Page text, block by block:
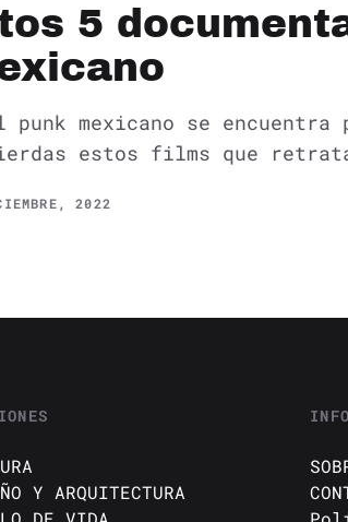
5
mexicano se encuentra
estos films que
2022
Y ARQUITECTURA